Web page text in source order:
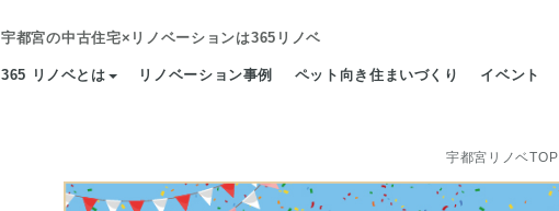
宇都宮の中古住宅×リノベーションは365リノベ
365 リノベとは リノベーション事例 ペット向き住まいづくり イベント
宇都宮リノベTOP